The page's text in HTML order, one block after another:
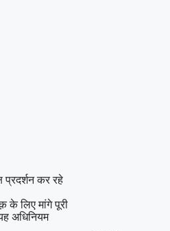
प्रदर्शन कर रहे
के लिए मांगे पूरी
अधिनियम